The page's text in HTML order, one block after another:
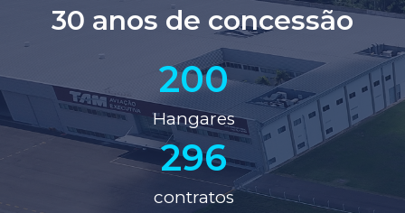
30 anos de concessão
200
Hangares
296
contratos